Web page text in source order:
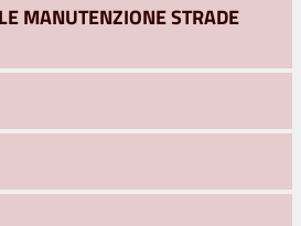
MANUTENZIONE STRADE